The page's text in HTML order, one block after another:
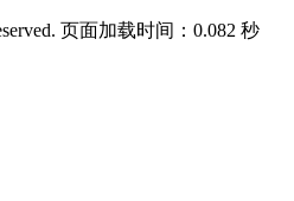
页面加载时间：0.082 秒